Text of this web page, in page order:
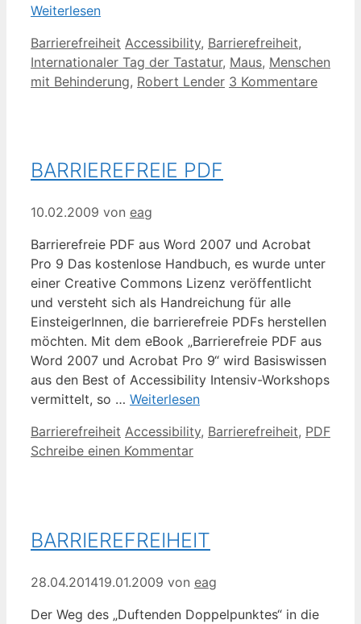
Weiterlesen
Kategorien
Barrierefreiheit Schlagwörter
Accessibility, Barrierefreiheit,
Internationaler Tag der Tastatur, Maus, Menschen
mit Behinderung, Robert Lender 3 Kommentare
BARRIEREFREIE PDF
10.02.2009 von eag
Barrierefreie PDF aus Word 2007 und Acrobat
Pro 9 Das kostenlose Handbuch, es wurde unter
einer Creative Commons Lizenz veröffentlicht
und versteht sich als Handreichung für alle
EinsteigerInnen, die barrierefreie PDFs herstellen
möchten. Mit dem eBook „Barrierefreie PDF aus
Word 2007 und Acrobat Pro 9“ wird Basiswissen
aus den Best of Accessibility Intensiv-Workshops
vermittelt, so … Weiterlesen
Kategorien
Barrierefreiheit Schlagwörter
Accessibility, Barrierefreiheit, PDF
Schreibe einen Kommentar
BARRIEREFREIHEIT
28.04.201419.01.2009 von eag
Der Weg des „Duftenden Doppelpunktes“ in die